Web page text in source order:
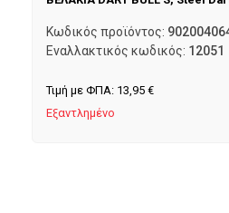
Κωδικός προϊόντος:
Εναλλακτικός κωδικός: 12051
Τιμή με ΦΠΑ: 13,95 €
Εξαντλημένο